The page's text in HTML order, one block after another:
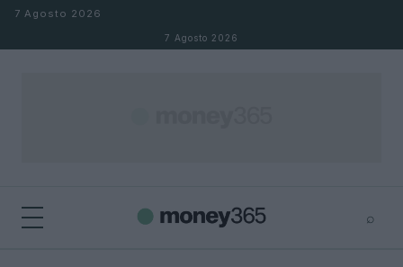
Salta al contenuto
7 Agosto 2026
7 Agosto 2026
⌕